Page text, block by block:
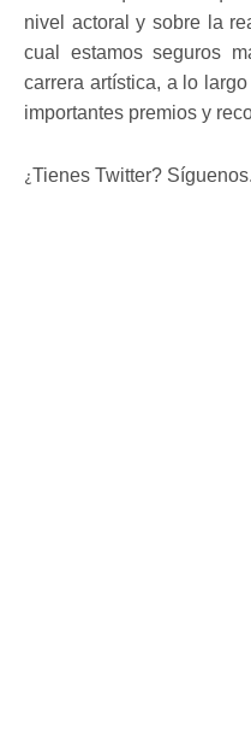
nivel actoral y sobre la
cual estamos seguros
carrera artística, a lo
importantes premios y
¿Tienes Twitter?